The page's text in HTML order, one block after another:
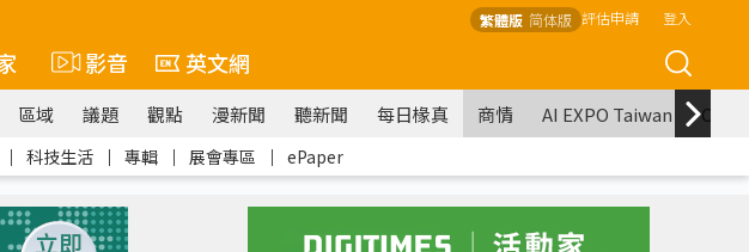
繁體版 简体版 評估申請 登入
影音 英文網
區域 議題 觀點 漫新聞 聽新聞 每日椽真 商情 AI EXPO Taiwan
｜ 科技生活 ｜ 專輯 ｜ 展會專區 ｜ ePaper